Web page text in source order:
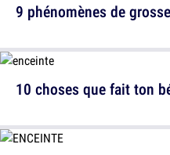
10 choses que fait ton
9 phénomènes de